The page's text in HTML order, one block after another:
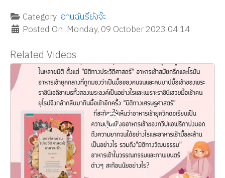
Category: อ่านฉันรึยังจ๊ะ
Posted On: Monday, 09 October 2023 04:14
Related Videos